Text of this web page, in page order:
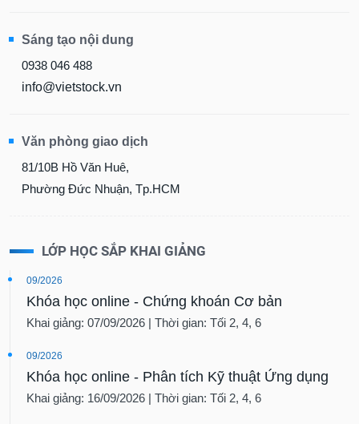
Sáng tạo nội dung
0938 046 488
info@vietstock.vn
Văn phòng giao dịch
81/10B Hồ Văn Huê,
Phường Đức Nhuận, Tp.HCM
LỚP HỌC SẮP KHAI GIẢNG
09/2026
Khóa học online - Chứng khoán Cơ bản
Khai giảng: 07/09/2026 | Thời gian: Tối 2, 4, 6
09/2026
Khóa học online - Phân tích Kỹ thuật Ứng dụng
Khai giảng: 16/09/2026 | Thời gian: Tối 2, 4, 6